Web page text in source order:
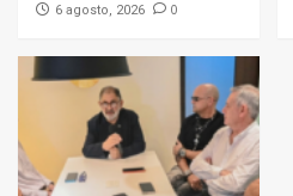
6 agosto, 2026 0